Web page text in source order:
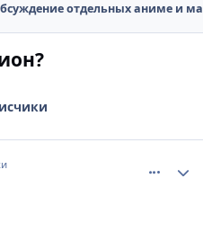
отдельных аниме и